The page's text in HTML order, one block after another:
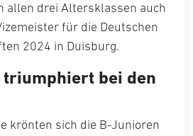
allen drei Altersklassen auch
für die Deutschen
2024 in Duisburg.
triumphiert bei den
krönten sich die B-Junioren